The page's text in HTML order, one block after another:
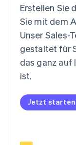
Erstellen Sie
Sie mit dem
Unser Sales-
gestaltet für
das ganz auf
ist.
Jetzt starten
Español English
Neuseeland
English
Niederlande
Norwegen
English
Polen
English
Portugal